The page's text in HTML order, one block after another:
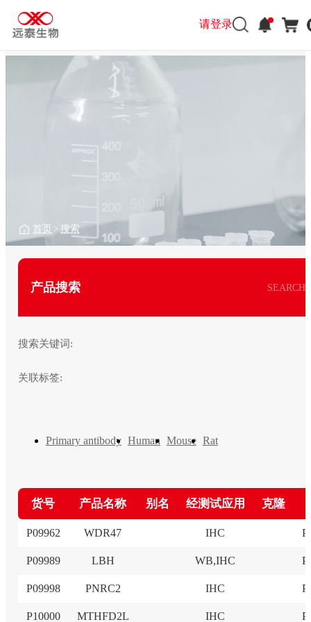
请登录
产品搜索 SEARCH
首页 > 搜索
搜索关键词:
关联标签:
Primary antibody Human Mouse Rat
货号 产品名称 别名 经测试应用 克隆
P09962 WDR47 IHC
P09989 LBH WB,IHC
P09998 PNRC2 IHC
P10000 MTHFD2L IHC